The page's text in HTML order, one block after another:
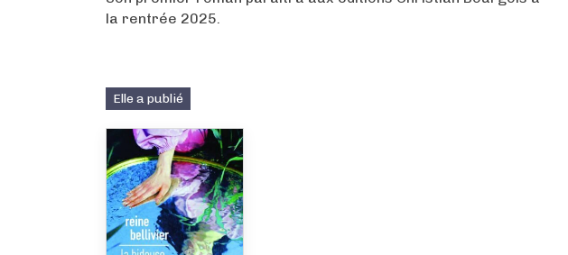
la rentrée 2025.
Elle a publié